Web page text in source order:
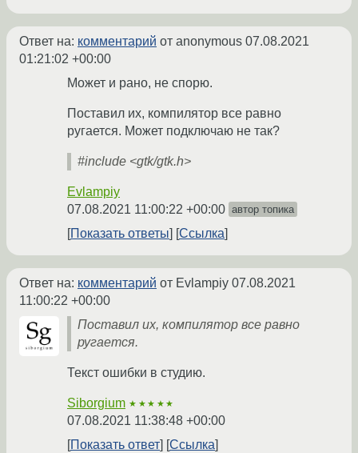
Ответ на: комментарий от anonymous 07.08.2021
01:21:02 +00:00
Может и рано, не спорю.
Поставил их, компилятор все равно
ругается. Может подключаю не так?
#include <gtk/gtk.h>
Evlampiy
07.08.2021 11:00:22 +00:00 автор топика
Показать ответы Ссылка
Ответ на: комментарий от Evlampiy 07.08.2021
11:00:22 +00:00
Поставил их, компилятор все равно
ругается.
Текст ошибки в студию.
Siborgium ★★★★★
07.08.2021 11:38:48 +00:00
Показать ответ
Ссылка